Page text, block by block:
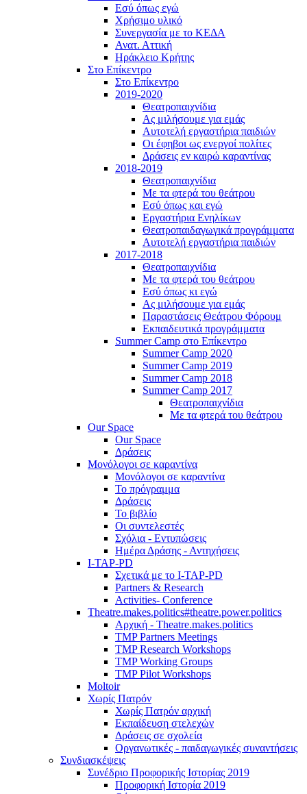
Εσύ όπως εγώ
Χρήσιμο υλικό
Συνεργασία με το ΚΕΔΑ
Ανατ. Αττική
Ηράκλειο Κρήτης
Στο Επίκεντρο
Στο Επίκεντρο
2019-2020
Θεατροπαιχνίδια
Ας μιλήσουμε για εμάς
Αυτοτελή εργαστήρια παιδιών
Οι έφηβοι ως ενεργοί πολίτες
Δράσεις εν καιρώ καραντίνας
2018-2019
Θεατροπαιχνίδια
Με τα φτερά του θεάτρου
Εσύ όπως και εγώ
Εργαστήρια Ενηλίκων
Θεατροπαιδαγωγικά προγράμματα
Αυτοτελή εργαστήρια παιδιών
2017-2018
Θεατροπαιχνίδια
Με τα φτερά του θεάτρου
Εσύ όπως κι εγώ
Ας μιλήσουμε για εμάς
Παραστάσεις Θεάτρου Φόρουμ
Εκπαιδευτικά προγράμματα
Summer Camp στο Επίκεντρο
Summer Camp 2020
Summer Camp 2019
Summer Camp 2018
Summer Camp 2017
Θεατροπαιχνίδια
Με τα φτερά του θεάτρου
Our Space
Our Space
Δράσεις
Μονόλογοι σε καραντίνα
Μονόλογοι σε καραντίνα
Το πρόγραμμα
Δράσεις
Το βιβλίο
Οι συντελεστές
Σχόλια - Εντυπώσεις
Ημέρα Δράσης - Αντηχήσεις
I-TAP-PD
Σχετικά με το I-TAP-PD
Partners & Research
Activities- Conference
Theatre.makes.politics#theatre.power.politics
Αρχική - Theatre.makes.politics
TMP Partners Meetings
TMP Research Workshops
TMP Working Groups
TMP Pilot Workshops
Moltoir
Χωρίς Πατρόν
Χωρίς Πατρόν αρχική
Εκπαίδευση στελεχών
Δράσεις σε σχολεία
Οργανωτικές - παιδαγωγικές συναντήσεις
Συνδιασκέψεις
Συνέδριο Προφορικής Ιστορίας 2019
Προφορική Ιστορία 2019